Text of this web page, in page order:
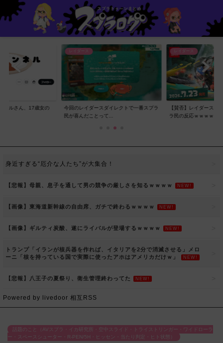
ネルさん、17歳女の
レイダース
今回のレイダースダイレクトで一番スプラ
民が喜んだことって...
レイダース
【賛否】レイダースダ
ラ民の反応ｗｗｗｗ...
身近すぎる“厄介な人たち”が大集合！
【悲報】母親、息子を通して男の競争の厳しさを知るｗｗｗｗ NEW!
【画像】東海道新幹線の自由席、ガチで終わるｗｗｗｗ NEW!
【画像】ギルティ炭酸、遂にライバルが登場するｗｗｗｗ NEW!
トランプ「イランが核兵器を作れば、イタリアを2分で消滅させる」メロ
ーニ「核を持っている国で実際に使ったアホはアメリカだけｗ」
NEW!
【悲報】八王子の夏祭り、衛生管理終わってた NEW!
Powered by livedoor 相互RSS
話題のこと（AVスプラ・イカ研究所・空中スライド・トライストリンガー・ワイドローラ
ー・スペースシューター・R-PEN/5H・ヒッセン・当たり判定・ヒト状態）